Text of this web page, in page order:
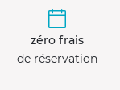
zéro frais
de réservation